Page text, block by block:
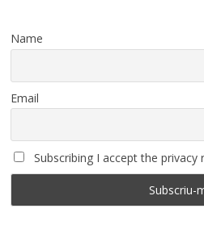
Name
Email
Subscribing I accept the privacy